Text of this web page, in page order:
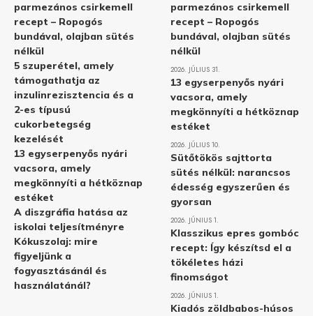
parmezános csirkemell
recept – Ropogós
bundával, olajban sütés
nélkül
5 szuperétel, amely
támogathatja az
inzulinrezisztencia és a
2-es típusú
cukorbetegség
kezelését
13 egyserpenyős nyári
vacsora, amely
megkönnyíti a hétköznap
estéket
A diszgráfia hatása az
iskolai teljesítményre
Kókuszolaj: mire
figyeljünk a
fogyasztásánál és
használatánál?
parmezános csirkemell
recept – Ropogós
bundával, olajban sütés
nélkül
2026. JÚLIUS 31.
13 egyserpenyős nyári
vacsora, amely
megkönnyíti a hétköznap
estéket
2026. JÚLIUS 10.
Sütőtökös sajttorta
sütés nélkül: narancsos
édesség egyszerűen és
gyorsan
2026. JÚNIUS 1.
Klasszikus epres gombóc
recept: Így készítsd el a
tökéletes házi
finomságot
2026. JÚNIUS 1.
Kiadós zöldbabos-húsos